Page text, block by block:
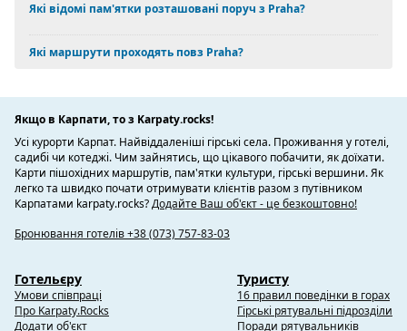
Які відомі пам'ятки розташовані поруч з Praha?
Які маршрути проходять повз Praha?
Якщо в Карпати, то з Karpaty.rocks!
Усі курорти Карпат. Найвіддаленіші гірські села. Проживання у готелі,
садибі чи котеджі. Чим зайнятись, що цікавого побачити, як доїхати.
Карти пішохідних маршрутів, пам'ятки культури, гірські вершини. Як
легко та швидко почати отримувати клієнтів разом з путівником
Карпатами karpaty.rocks?Додайте Ваш об'єкт - це безкоштовно!
Бронювання готелів +38 (073) 757-83-03
Готельєру
Умови співпраці
Про Karpaty.Rocks
Додати об'єкт
Туристу
16 правил поведінки в горах
Гірські рятувальні підрозділи
Поради рятувальників